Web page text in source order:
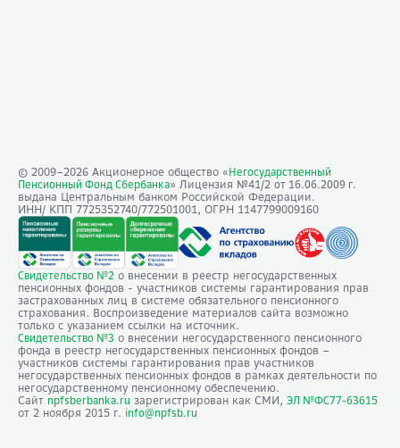
© 2009–2026 Акционерное общество « Негосударственный
Пенсионный Фонд Сбербанка» Лицензия №41/2 от 16.06.2009 г.
выдана Центральным банком Российской Федерации.
ИНН/ КПП 7725352740/772501001, ОГРН 1147799009160
Свидетельство №2 о внесении в реестр негосударственных
пенсионных фондов - участников системы гарантирования прав
застрахованных лиц в системе обязательного пенсионного
страхования. Воспроизведение материалов сайта возможно
только с указанием ссылки на источник.
Свидетельство №3 о внесении негосударственного пенсионного
фонда в реестр негосударственных пенсионных фондов –
участников системы гарантирования прав участников
негосударственных пенсионных фондов в рамках деятельности по
негосударственному пенсионному обеспечению.
Сайт npfsberbanka.ru зарегистрирован как СМИ, ЭЛ №ФС77-63615
от 2 ноября 2015 г. info@npfsb.ru